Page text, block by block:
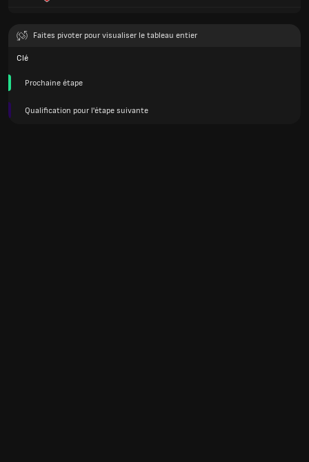
Faites pivoter pour visualiser le tableau entier
Clé
Prochaine étape
Qualification pour l'étape suivante